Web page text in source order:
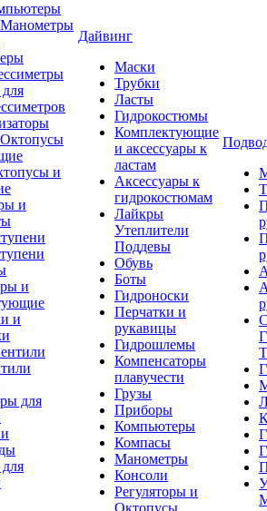
и
и
и
и
для
Дайвинг
Маски
Трубки
Ласты
Гидрокостюмы
Комплектующие
и аксессуары к
ластам
Аксессуары к
гидрокостюмам
Лайкры
Утеплители
Поддевы
Обувь
Боты
Гидроноски
Перчатки и
рукавицы
Гидрошлемы
Компенсаторы
плавучести
Грузы
Приборы
Компьютеры
Компасы
Манометры
Консоли
Регуляторы и
Октопусы